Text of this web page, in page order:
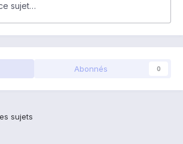
sujet…
Abonnés 0
sujets